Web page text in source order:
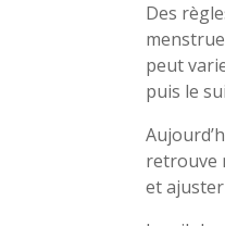
Des
peut
puis le
retrouve
et